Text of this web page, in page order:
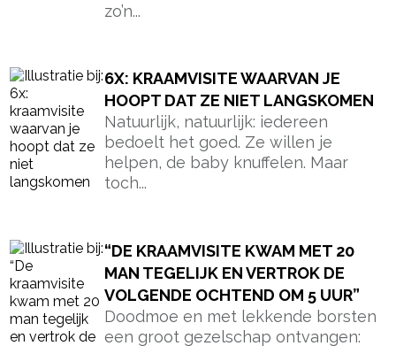
zo’n...
6X: KRAAMVISITE WAARVAN JE
HOOPT DAT ZE NIET LANGSKOMEN
Natuurlijk, natuurlijk: iedereen
bedoelt het goed. Ze willen je
helpen, de baby knuffelen. Maar
toch...
“DE KRAAMVISITE KWAM MET 20
MAN TEGELIJK EN VERTROK DE
VOLGENDE OCHTEND OM 5 UUR”
Doodmoe en met lekkende borsten
een groot gezelschap ontvangen: